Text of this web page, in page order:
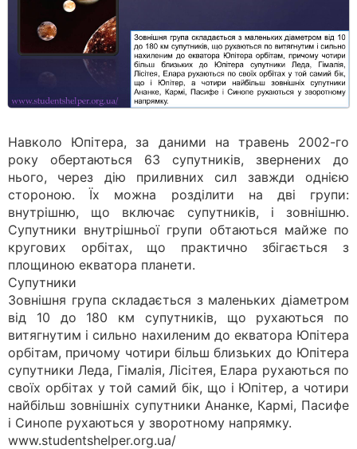
Навколо Юпітера, за даними на травень 2002-го
року обертаються 63 супутників, звернених до
нього, через дію приливних сил завжди однією
стороною. Їх можна розділити на дві групи:
внутрішню, що включає супутників, і зовнішню.
Супутники внутрішньої групи обтаються майже по
кругових орбітах, що практично збігається з
площиною екватора планети.
Супутники
Зовнішня група складається з маленьких діаметром
від 10 до 180 км супутників, що рухаються по
витягнутим і сильно нахиленим до екватора Юпітера
орбітам, причому чотири більш близьких до Юпітера
супутники Леда, Гімалія, Лісітея, Елара рухаються по
своїх орбітах у той самий бік, що і Юпітер, а чотири
найбільш зовнішніх супутники Ананке, Кармі, Пасифе
і Синопе рухаються у зворотному напрямку.
www.studentshelper.org.ua/